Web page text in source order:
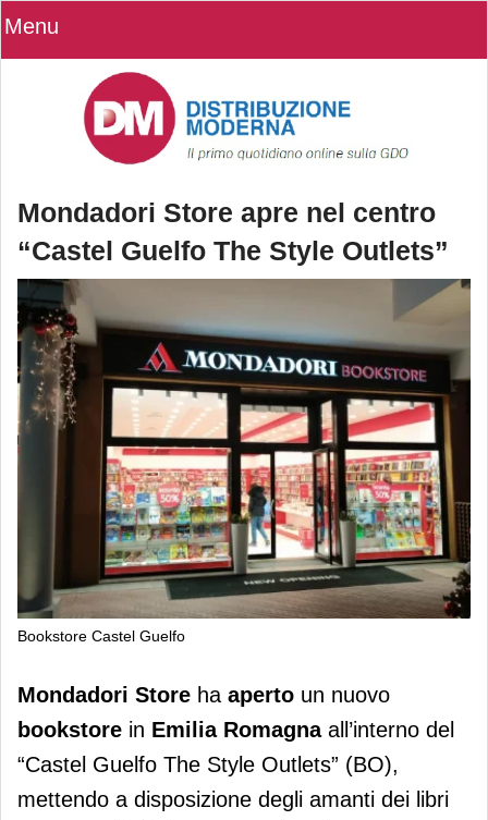
Menu
Mondadori Store apre nel centro
“Castel Guelfo The Style Outlets”
Bookstore Castel Guelfo
Mondadori Store apre nel centro
“Castel Guelfo The Style Outlets”
Mondadori Store ha aperto un nuovo
bookstore in Emilia Romagnaall’interno del
“Castel Guelfo The Style Outlets” (BO),
mettendo a disposizione degli amanti dei libri